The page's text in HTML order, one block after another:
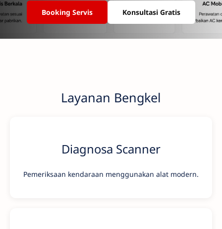
Booking Servis Konsultasi Gratis
Layanan Bengkel
Diagnosa Scanner
Pemeriksaan kendaraan menggunakan alat modern.